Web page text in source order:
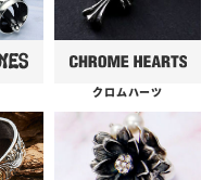
クロムハーツ